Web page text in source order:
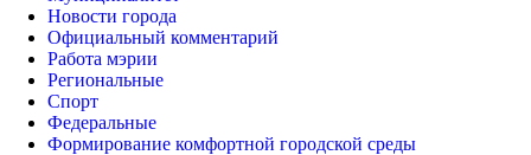
Новости города
Официальный комментарий
Работа мэрии
Региональные
Спорт
Федеральные
Формирование комфортной городской среды